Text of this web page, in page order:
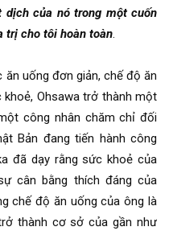
của nó trong một cuốn
trị cho tôi hoàn toàn.
ăn uống đơn giản, chế độ ăn
Ohsawa trở thành một
công nhân chăm chỉ đối
Bản đang tiến hành công
đã dạy rằng sức khoẻ của
cân bằng thích đáng của
chế độ ăn uống của ông là
thành cơ sở của gần như